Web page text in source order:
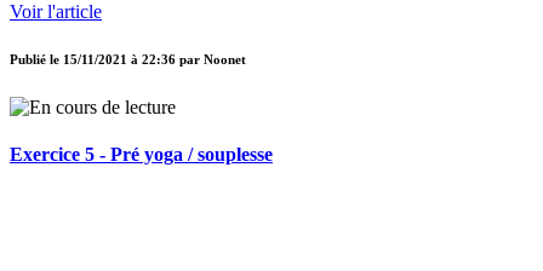
Voir l'article
Publié le 15/11/2021 à 22:36 par Noonet
Exercice 5 - Pré yoga / souplesse